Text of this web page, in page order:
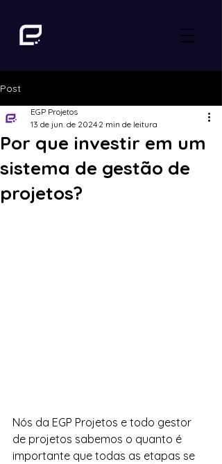
Post
Por que investir em um
sistema de gestão de
projetos?
EGP Projetos
13 de jun. de 2024 2 min de leitura
Nós da EGP Projetos e todo gestor
de projetos sabemos o quanto é
importante que todas as etapas se